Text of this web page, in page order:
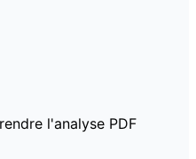
l'analyse PDF